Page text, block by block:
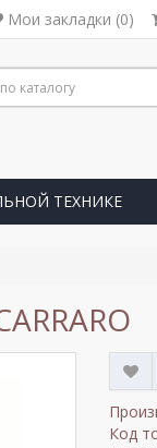
Мои закладки (0)
ТЕХНИКЕ
Код